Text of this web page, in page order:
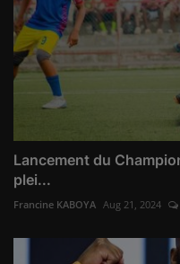
Lancement du
plei...
Francine KABOYA Aug 21, 2024